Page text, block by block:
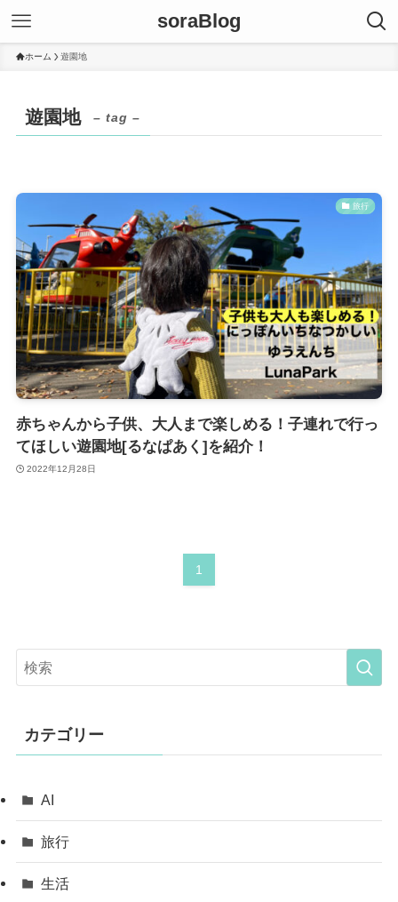
soraBlog
ホーム 遊園地
遊園地 – tag –
旅行
赤ちゃんから子供、大人まで楽しめる！子連れで行っ
てほしい遊園地[るなぱあく]を紹介！
2022年12月28日
1
カテゴリー
AI
旅行
生活